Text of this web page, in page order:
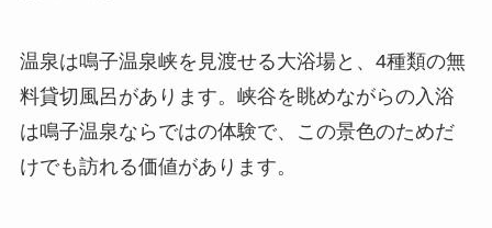
温泉は鳴子温泉峡を見渡せる大浴場と、4種類の無
料貸切風呂があります。峡谷を眺めながらの入浴
は鳴子温泉ならではの体験で、この景色のためだ
けでも訪れる価値があります。